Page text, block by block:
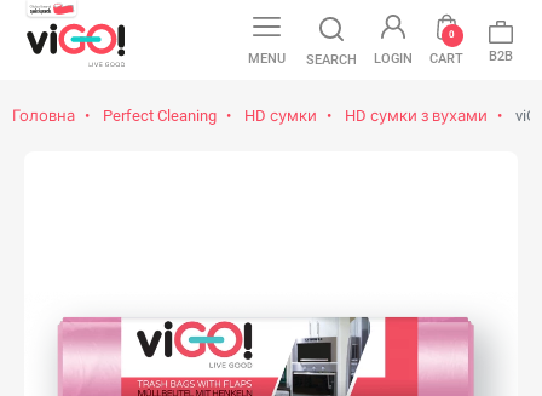
MENU SEARCH LOGIN CART
0
B2B
Головна Perfect Cleaning HD сумки HD сумки з вухами